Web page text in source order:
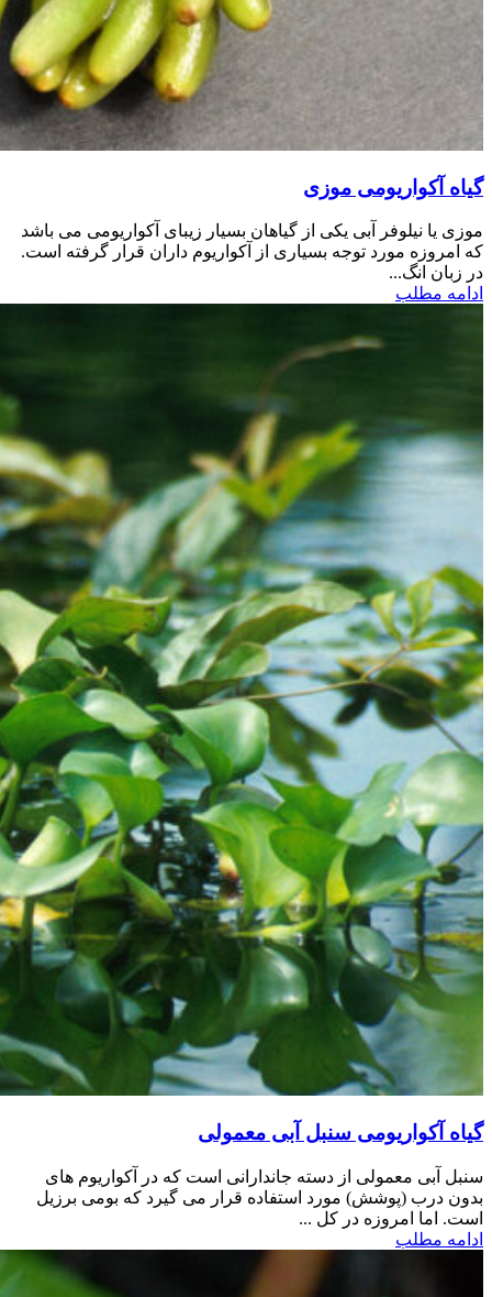
گیاه آکواریومی موزی
موزی یا نیلوفر آبی یکی از گیاهان بسیار زیبای آکواریومی می باشد
که امروزه مورد توجه بسیاری از آکواریوم داران قرار گرفته است.
در زبان انگ...
ادامه مطلب
گیاه آکواریومی سنبل آبی معمولی
سنبل آبی معمولی از دسته جاندارانی است که در آکواریوم های
بدون درب (پوشش) مورد استفاده قرار می گیرد که بومی برزیل
است. اما امروزه در کل ...
ادامه مطلب